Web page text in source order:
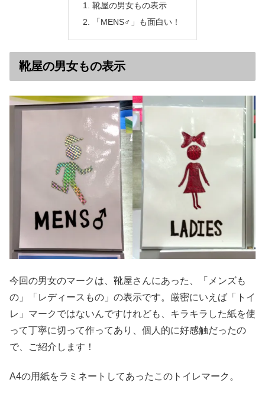
靴屋の男女もの表示
「MENS♂」も面白い！
靴屋の男女もの表示
今回の男女のマークは、靴屋さんにあった、「メンズも
の」「レディースもの」の表示です。厳密にいえば「トイ
レ」マークではないんですけれども、キラキラした紙を使
って丁寧に切って作ってあり、個人的に好感触だったの
で、ご紹介します！
A4の用紙をラミネートしてあったこのトイレマーク。